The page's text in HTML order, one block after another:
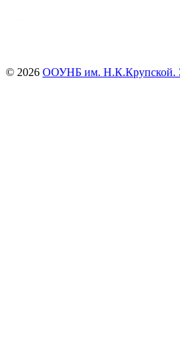
© 2026 ООУНБ им. Н.К.Крупской.